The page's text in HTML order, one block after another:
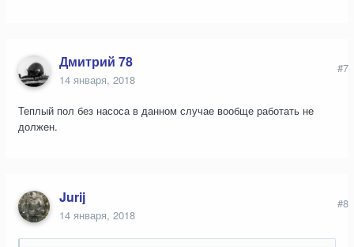
Дмитрий 78
14 января, 2018
#7
Теплый пол без насоса в данном случае вообще работать не
должен.
Jurij
14 января, 2018
#8